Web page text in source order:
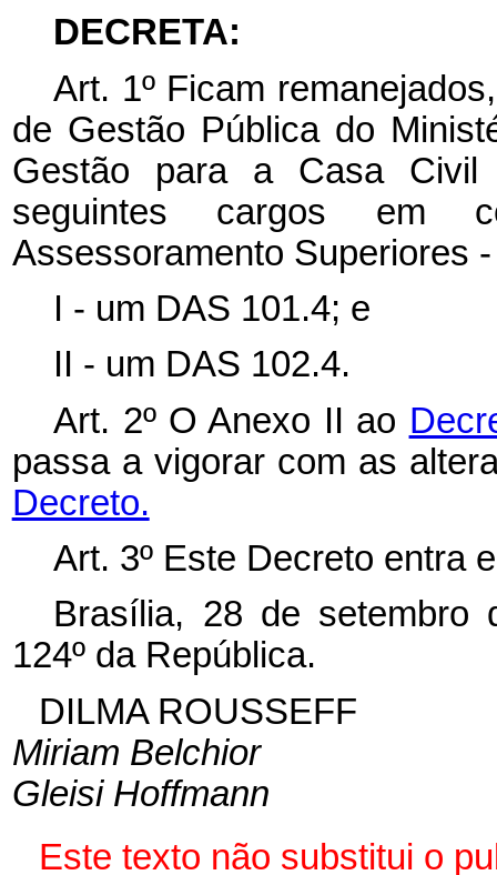
DECRETA:
Art. 1º Ficam
de Gestão Pública do
Gestão para a Casa Civil
seguintes cargos em
Assessoramento Superiores
I - um DAS 101.4; e
II - um DAS 102.4.
Art. 2º O Anexo II ao
passa a vigorar com as
Decreto.
Art. 3º Este Decreto entra
Brasília, 28 de setembro
124º da República.
DILMA ROUSSEFF
Miriam Belchior
Gleisi Hoffmann
Este texto não substitui o